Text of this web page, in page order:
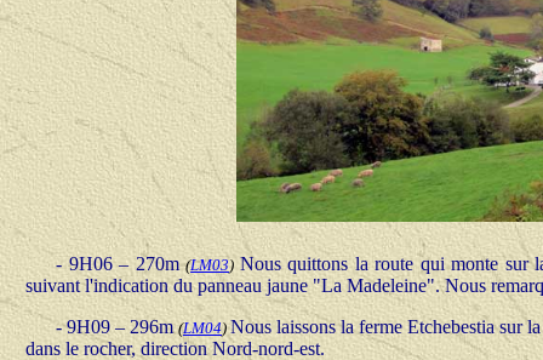
- 9H06 – 270m(LM03) Nous quittons la route qui monte sur
suivant l'indication du panneau jaune "La Madeleine". Nous
- 9H09 – 296m(LM04)Nous laissons la ferme Etchebestia sur
dans le rocher, direction Nord-nord-est.